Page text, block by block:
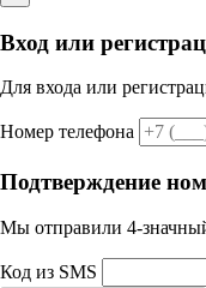
Вход или
Для входа или
Номер телефона
Подтверждение
Мы отправили
Код из SMS